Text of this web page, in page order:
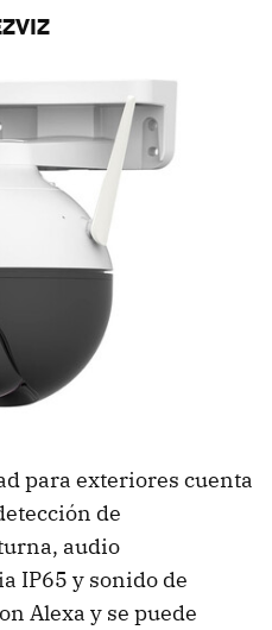
para exteriores cuenta
de
audio
IP65 y sonido de
Alexa y se puede